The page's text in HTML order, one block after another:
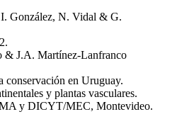
González, N. Vidal & G.
J.A. Martínez-Lanfranco
conservación en Uruguay.
y plantas vasculares.
y DICYT/MEC, Montevideo.